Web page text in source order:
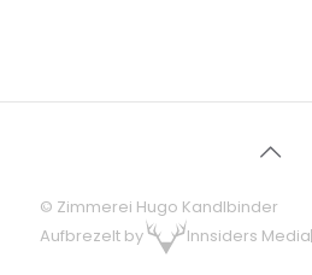
© Zimmerei Hugo Kandlbinder
Aufbrezelt by
Innsiders Media